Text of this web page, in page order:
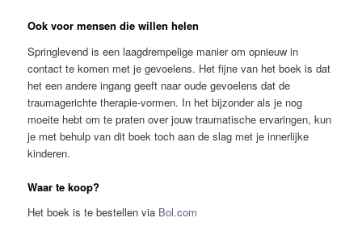
Ook voor mensen die willen helen
Springlevend is een laagdrempelige manier om opnieuw in
contact te komen met je gevoelens. Het fijne van het boek is dat
het een andere ingang geeft naar oude gevoelens dat de
traumagerichte therapie-vormen. In het bijzonder als je nog
moeite hebt om te praten over jouw traumatische ervaringen, kun
je met behulp van dit boek toch aan de slag met je innerlijke
kinderen.
Waar te koop?
Het boek is te bestellen via Bol.com